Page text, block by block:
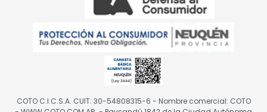
COTO C.I.C.S.A. CUIT: 30-54808315-6 - Nombre comercial: COTO